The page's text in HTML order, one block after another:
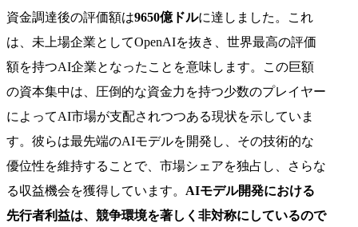
資金調達後の評価額は9650億ドルに達しました。これ
は、未上場企業としてOpenAIを抜き、世界最高の評価
額を持つAI企業となったことを意味します。この巨額
の資本集中は、圧倒的な資金力を持つ少数のプレイヤー
によってAI市場が支配されつつある現状を示していま
す。彼らは最先端のAIモデルを開発し、その技術的な
優位性を維持することで、市場シェアを独占し、さらな
る収益機会を獲得しています。 AIモデル開発における
先行者利益は、競争環境を著しく非対称にしているので